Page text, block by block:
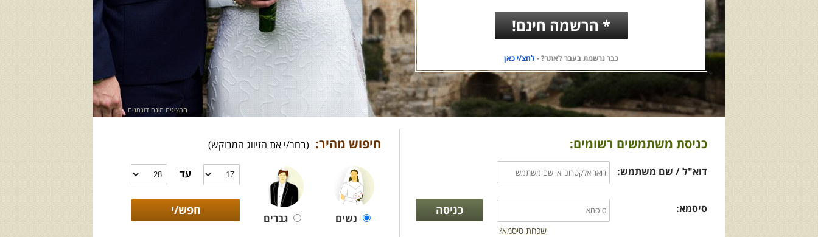
* הרשמה חינם!
כבר נרשמת בעבר לאתר? -לחצ/י כאן
המציגים הינם דוגמנים
כניסת משתמשים רשומים:
דוא"ל / שם משתמש:
סיסמא:
שכחת סיסמא?
חיפוש מהיר: (בחר/י את הזיווג המבוקש)
נשים גברים
עד